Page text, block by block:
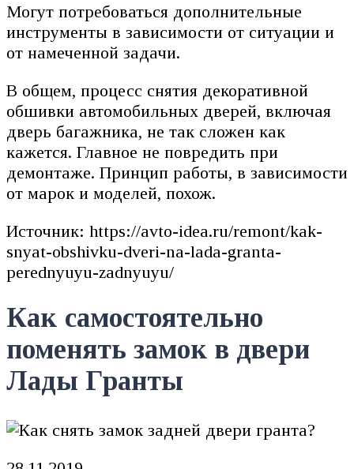
Могут потребоваться дополнительные
инструменты в зависимости от ситуации и
от намеченной задачи.
В общем, процесс снятия декоративной
обшивки автомобильных дверей, включая
дверь багажника, не так сложен как
кажется. Главное не повредить при
демонтаже. Принцип работы, в зависимости
от марок и моделей, похож.
Источник: https://avto-idea.ru/remont/kak-
snyat-obshivku-dveri-na-lada-granta-
perednyuyu-zadnyuyu/
Как самостоятельно
поменять замок в двери
Лады Гранты